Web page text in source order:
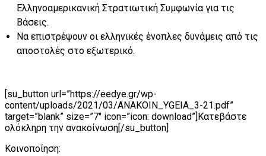
Ελληνοαμερικανική Στρατιωτική Συμφωνία για τις
Βάσεις.
Να επιστρέψουν οι ελληνικές ένοπλες δυνάμεις από τις
αποστολές στο εξωτερικό.
[su_button url=”https://eedye.gr/wp-
content/uploads/2021/03/ANAKOIN_YGEIA_3-21.pdf”
target=”blank” size=”7″ icon=”icon: download”]Κατεβάστε
ολόκληρη την ανακοίνωση[/su_button]
Κοινοποίηση: